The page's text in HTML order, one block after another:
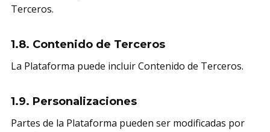
Terceros.
1.8. Contenido de Terceros
La Plataforma puede incluir Contenido de Terceros.
1.9. Personalizaciones
Partes de la Plataforma pueden ser modificadas por